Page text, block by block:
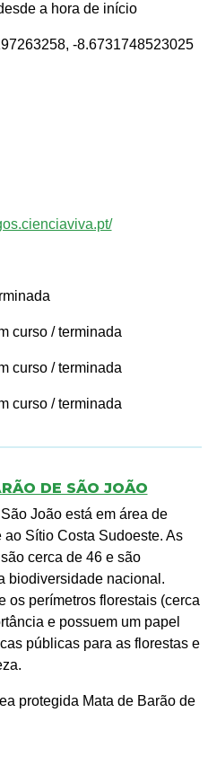
a hora de início
-8.6731748523025
curso / terminada
curso / terminada
curso / terminada
DE SÃO JOÃO
João está em área de
Sítio Costa Sudoeste. As
cerca de 46 e são
biodiversidade nacional.
os perímetros florestais (cerca
e possuem um papel
públicas para as florestas e
protegida Mata de Barão de